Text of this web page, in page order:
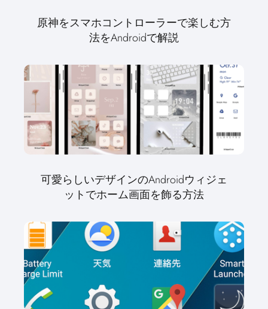
原神をスマホコントローラーで楽しむ方
法をAndroidで解説
可愛らしいデザインのAndroidウィジェ
ットでホーム画面を飾る方法